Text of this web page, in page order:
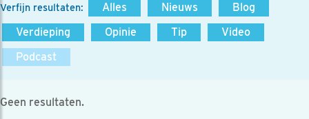
Verfijn resultaten: Alles Nieuws
Blog
Verdieping
Opinie Tip
Video
Podcast
Geen resultaten.